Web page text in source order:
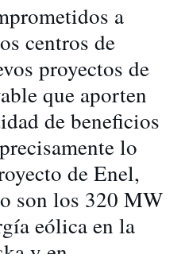
a
centros de
proyectos de
que aporten
de beneficios
lo
de Enel,
son los 320 MW
eólica en la